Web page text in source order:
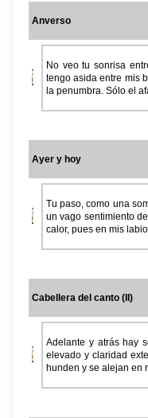
Anverso
No veo tu sonrisa
tengo asida entre mis
la penumbra. Sólo el
Ayer y hoy
Tu paso, como una
un vago sentimiento
calor, pues en mis
Cabellera del canto (II)
Adelante y atrás hay
elevado y claridad
hunden y se alejan en